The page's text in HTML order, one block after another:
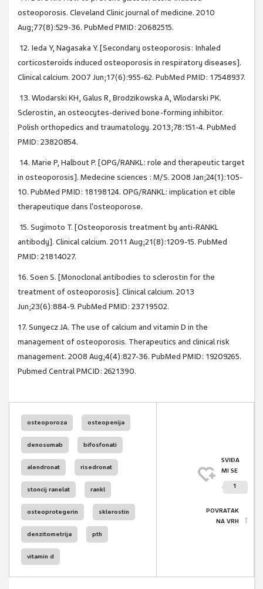
osteoporosis. Cleveland Clinic journal of medicine. 2010
Aug;77(8):529-36. PubMed PMID: 20682515.
12. Ieda Y, Nagasaka Y. [Secondary osteoporosis: Inhaled
corticosteroids induced osteoporosis in respiratory diseases].
Clinical calcium. 2007 Jun;17(6):955-62. PubMed PMID: 17548937.
13. Wlodarski KH, Galus R, Brodzikowska A, Wlodarski PK.
Sclerostin, an osteocytes-derived bone-forming inhibitor.
Polish orthopedics and traumatology. 2013;78:151-4. PubMed
PMID: 23820854.
14. Marie P, Halbout P. [OPG/RANKL: role and therapeutic target
in osteoporosis]. Medecine sciences : M/S. 2008 Jan;24(1):105-
10. PubMed PMID: 18198124. OPG/RANKL: implication et cible
therapeutique dans l'osteoporose.
15. Sugimoto T. [Osteoporosis treatment by anti-RANKL
antibody]. Clinical calcium. 2011 Aug;21(8):1209-15. PubMed
PMID: 21814027.
16. Soen S. [Monoclonal antibodies to sclerostin for the
treatment of osteoporosis]. Clinical calcium. 2013
Jun;23(6):884-9. PubMed PMID: 23719502.
17. Sunyecz JA. The use of calcium and vitamin D in the
management of osteoporosis. Therapeutics and clinical risk
management. 2008 Aug;4(4):827-36. PubMed PMID: 19209265.
Pubmed Central PMCID: 2621390.
osteoporoza osteopenija
denosumab bifosfonati
alendronat risedronat
stoncij ranelat rankl
osteoprotegerin sklerostin
denzitometrija pth
vitamin d
SVIĐA
MI SE
1
POVRATAK
NA VRH